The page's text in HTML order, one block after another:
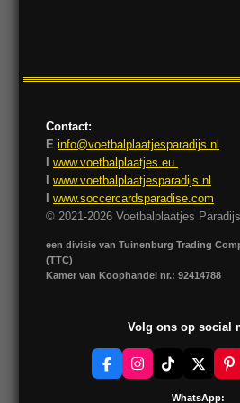
Contact:
E info@voetbalplaatjesparadijs.nl
www.voetbalplaatjes.eu
www.voetbalplaatjesparadijs.nl
www.soccercardsparadise.com
© 2021-2026 Voetbalplaatjes Paradijs
een divisie van Tuinenburg Trading
(TTC)
Kamer van Koophandel nr.: 92414788
Volg ons op social
F
a
I
n
T
k
X
P
i
WhatsApp: